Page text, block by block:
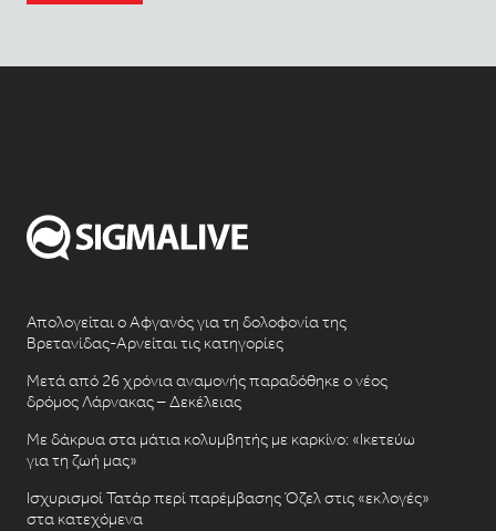
Απολογείται ο Αφγανός για τη δολοφονία της
Βρετανίδας-Αρνείται τις κατηγορίες
Μετά από 26 χρόνια αναμονής παραδόθηκε ο νέος
δρόμος Λάρνακας – Δεκέλειας
Με δάκρυα στα μάτια κολυμβητής με καρκίνο: «Ικετεύω
για τη ζωή μας»
Ισχυρισμοί Τατάρ περί παρέμβασης Όζελ στις «εκλογές»
στα κατεχόμενα